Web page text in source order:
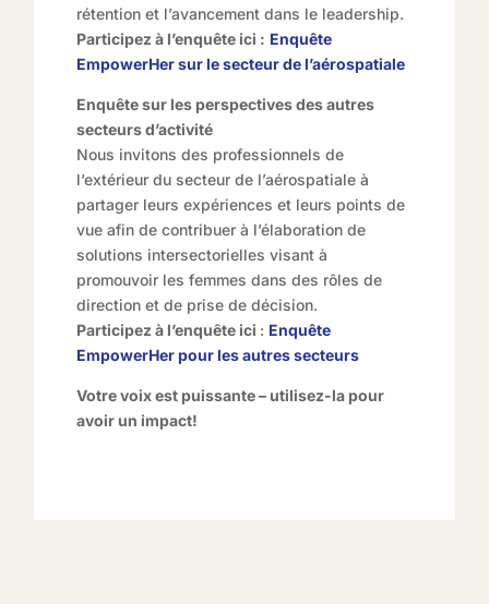
rétention et l’avancement dans le leadership.
Participez à l’enquête ici : Enquête
EmpowerHer sur le secteur de l’aérospatiale
Enquête sur les perspectives des autres
secteurs d’activité
Nous invitons des professionnels de
l’extérieur du secteur de l’aérospatiale à
partager leurs expériences et leurs points de
vue afin de contribuer à l’élaboration de
solutions intersectorielles visant à
promouvoir les femmes dans des rôles de
direction et de prise de décision.
Participez à l’enquête ici : Enquête
EmpowerHer pour les autres secteurs
Votre voix est puissante – utilisez-la pour
avoir un impact!